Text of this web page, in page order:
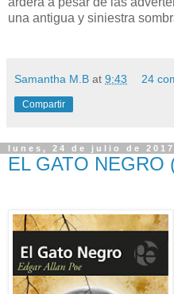
una antigua y siniestra
Samantha M.B at 9:43 24
Compartir
lunes, 24 de julio de 2017
EL GATO NEGRO